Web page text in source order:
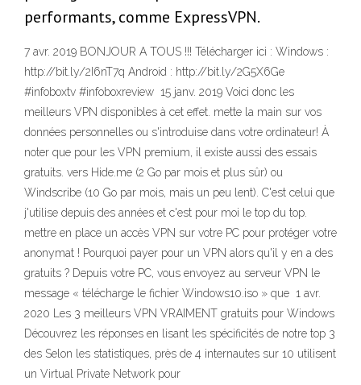
performants, comme ExpressVPN.
7 avr. 2019 BONJOUR A TOUS !!! Télécharger ici : Windows :
http://bit.ly/2I6nT7q Android : http://bit.ly/2G5X6Ge
#infoboxtv #infoboxreview 15 janv. 2019 Voici donc les
meilleurs VPN disponibles à cet effet. mette la main sur vos
données personnelles ou s'introduise dans votre ordinateur! À
noter que pour les VPN premium, il existe aussi des essais
gratuits. vers Hide.me (2 Go par mois et plus sûr) ou
Windscribe (10 Go par mois, mais un peu lent). C'est celui que
j'utilise depuis des années et c'est pour moi le top du top.
mettre en place un accès VPN sur votre PC pour protéger votre
anonymat ! Pourquoi payer pour un VPN alors qu'il y en a des
gratuits ? Depuis votre PC, vous envoyez au serveur VPN le
message « télécharge le fichier Windows10.iso » que 1 avr.
2020 Les 3 meilleurs VPN VRAIMENT gratuits pour Windows
Découvrez les réponses en lisant les spécificités de notre top 3
des Selon les statistiques, près de 4 internautes sur 10 utilisent
un Virtual Private Network pour